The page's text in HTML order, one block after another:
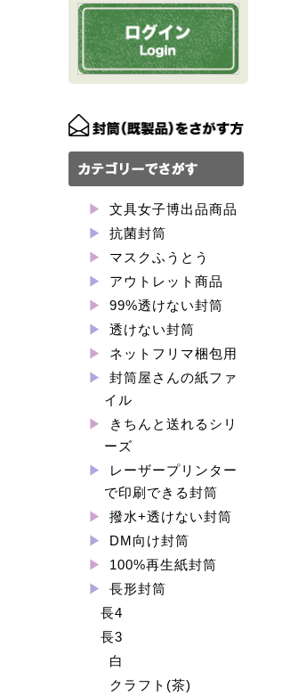
文具女子博出品商品
抗菌封筒
マスクふうとう
アウトレット商品
99%透けない封筒
透けない封筒
ネットフリマ梱包用
封筒屋さんの紙ファ
イル
きちんと送れるシリ
ーズ
レーザープリンター
で印刷できる封筒
撥水+透けない封筒
DM向け封筒
100%再生紙封筒
長形封筒
長4
長3
白
クラフト(茶)